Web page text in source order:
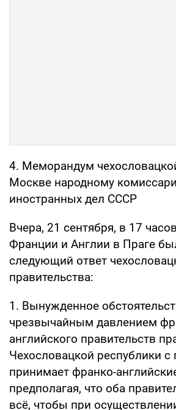
4. Меморандум
Москве народному
иностранных дел СССР
Вчера, 21 сентября, в 17
Франции и Англии в Праге
следующий ответ
правительства:
1. Вынужденное
чрезвычайным давлением
английского правительств
Чехословацкой республики с
принимает франко-
предполагая, что оба
всё, чтобы при